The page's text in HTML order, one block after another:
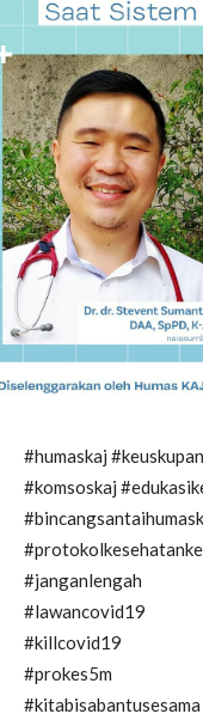
#humaskaj
#komsoskaj
#janganlengah
#lawancovid19
#killcovid19
#prokes5m
#kitabisabantusesama